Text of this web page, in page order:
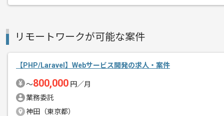
リモートワークが可能な案件
【PHP/Laravel】Webサービス開発の求人・案件
〜800,000 円／月
業務委託
神田（東京都）